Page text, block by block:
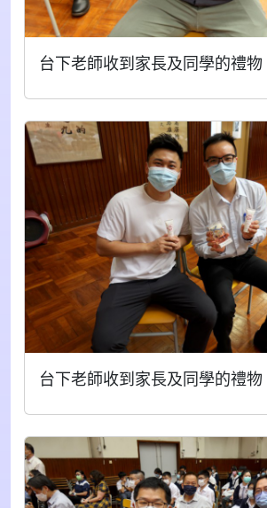
台下老師收到家長及同學的禮物
台下老師收到家長及同學的禮物